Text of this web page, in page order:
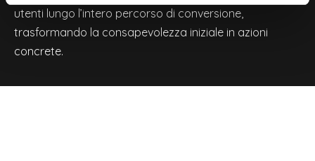
utenti lungo l’intero percorso di conversione,
trasformando la consapevolezza iniziale in azioni
concrete.